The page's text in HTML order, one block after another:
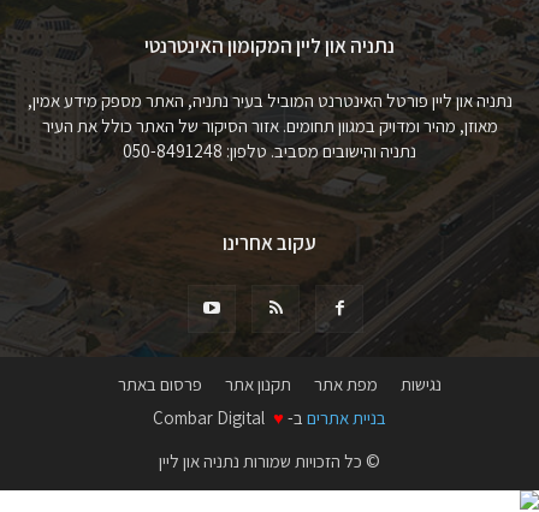
נתניה און ליין המקומון האינטרנטי
נתניה און ליין פורטל האינטרנט המוביל בעיר נתניה, האתר מספק מידע אמין,
מאוזן, מהיר ומדויק במגוון תחומים. אזור הסיקור של האתר כולל את העיר
נתניה והישובים מסביב. טלפון: 050-8491248
עקוב אחרינו
נגישות מפת אתר תקנון אתר
פרסום באתר
בניית אתרים ב- ♥
© כל הזכויות שמורות נתניה און ליין